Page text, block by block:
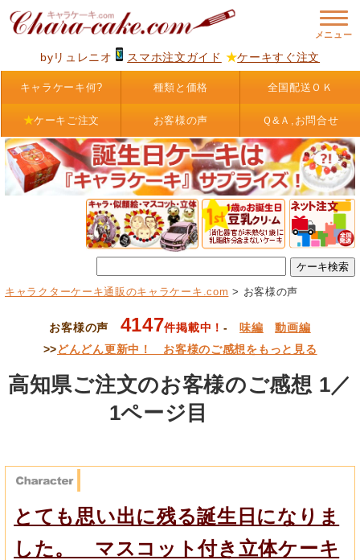
byリュレニオ スマホ注文ガイド ★ケーキすぐ注文
キャラケーキ何? 種類と価格 全国配送ＯＫ
★ケーキご注文 お客様の声 Ｑ&Ａ,お問合せ
キャラクターケーキ通販のキャラケーキ.com > お客様の声
お客様の声 4147件掲載中！ - 味編
動画編
>>どんどん更新中！ お客様のご感想をもっと見る
高知県ご注文のお客様のご感想 1／
1ページ目
とても思い出に残る誕生日になりま
した。 マスコット付き立体ケーキ